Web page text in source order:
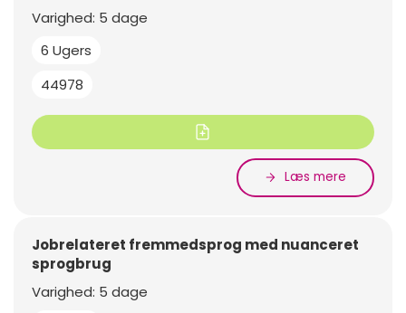
6 Ugers
44978
Læs mere
Varighed: 5 dage
Jobrelateret fremmedsprog med nuanceret
sprogbrug
Varighed: 5 dage